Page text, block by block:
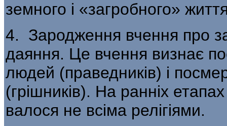
земного і «загробного»
4. Зародження вчення про
даяння. Це вчення визнає
людей (праведників) і
(грішників). На ранніх
валося не всіма релігіями.